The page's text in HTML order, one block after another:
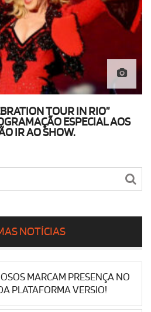
TOUR IN RIO”
ESPECIAL AOS
IR AO SHOW.
NOTÍCIAS
MARCAM PRESENÇA NO
PLATAFORMA VERSIO!